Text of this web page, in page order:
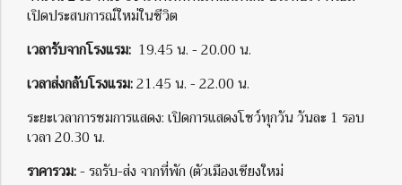
เปิดประสบการณ์ใหม่ในชีวิต
เวลารับจากโรงแรม: 19.45 น. - 20.00 น.
เวลาส่งกลับโรงแรม:21.45 น. - 22.00 น.
ระยะเวลาการชมการแสดง: เปิดการแสดงโชว์ทุกวัน วันละ 1 รอบ
เวลา 20.30 น.
ราคารวม:- รถรับ-ส่ง จากที่พัก (ตัวเมืองเชียงใหม่